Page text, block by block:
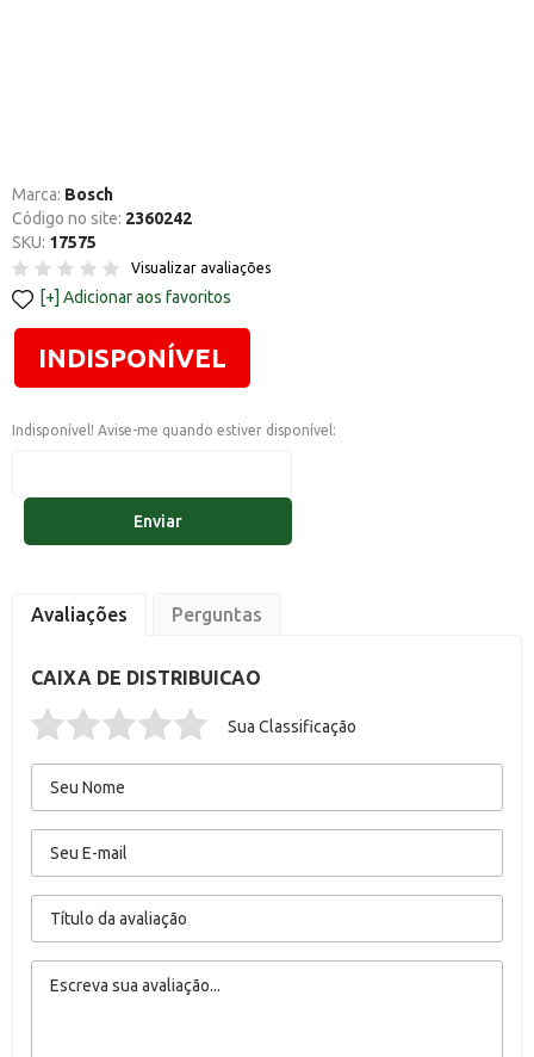
Marca: Bosch
Código no site: 2360242
SKU: 17575
Visualizar avaliações
Adicionar aos favoritos
INDISPONÍVEL
Indisponível! Avise-me quando estiver disponível:
Enviar
Avaliações Perguntas
CAIXA DE DISTRIBUICAO
Sua Classificação